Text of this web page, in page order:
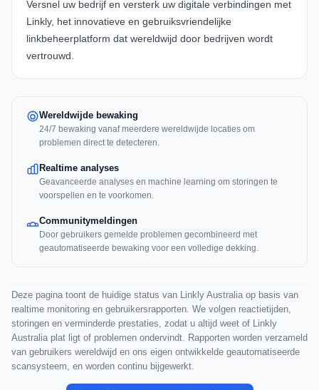
Versnel uw bedrijf en versterk uw digitale verbindingen met
Linkly, het innovatieve en gebruiksvriendelijke
linkbeheerplatform dat wereldwijd door bedrijven wordt
vertrouwd.
Wereldwijde bewaking
24/7 bewaking vanaf meerdere wereldwijde locaties om
problemen direct te detecteren.
Realtime analyses
Geavanceerde analyses en machine learning om storingen te
voorspellen en te voorkomen.
Communitymeldingen
Door gebruikers gemelde problemen gecombineerd met
geautomatiseerde bewaking voor een volledige dekking.
Deze pagina toont de huidige status van Linkly Australia op basis van
realtime monitoring en gebruikersrapporten. We volgen reactietijden,
storingen en verminderde prestaties, zodat u altijd weet of Linkly
Australia plat ligt of problemen ondervindt. Rapporten worden verzameld
van gebruikers wereldwijd en ons eigen ontwikkelde geautomatiseerde
scansysteem, en worden continu bijgewerkt.